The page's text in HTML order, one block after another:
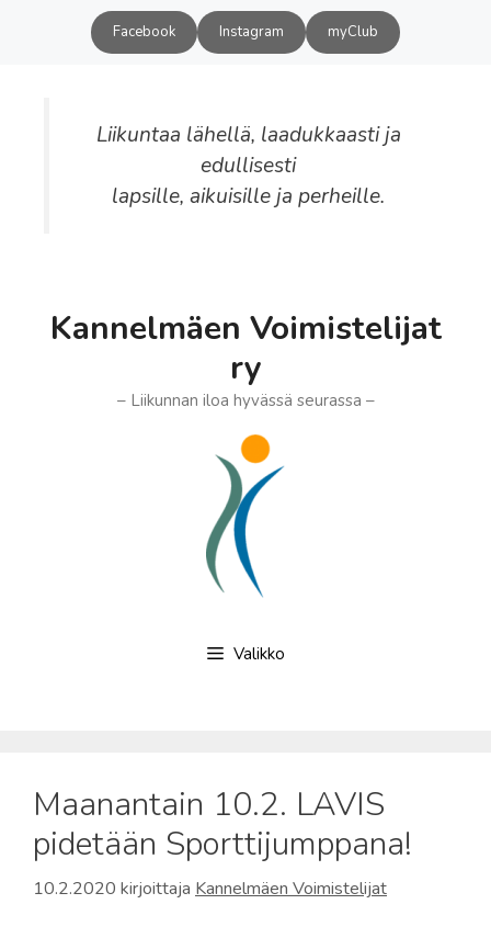
Facebook Instagram myClub
Liikuntaa lähellä, laadukkaasti ja
edullisesti
lapsille, aikuisille ja perheille.
Kannelmäen Voimistelijat
ry
– Liikunnan iloa hyvässä seurassa –
Valikko
Maanantain 10.2. LAVIS
pidetään Sporttijumppana!
10.2.2020 kirjoittaja Kannelmäen Voimistelijat